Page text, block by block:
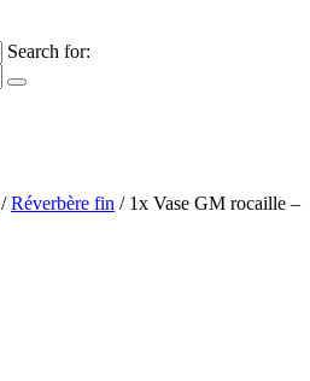
Search for:
/Réverbère fin / 1x Vase GM rocaille –